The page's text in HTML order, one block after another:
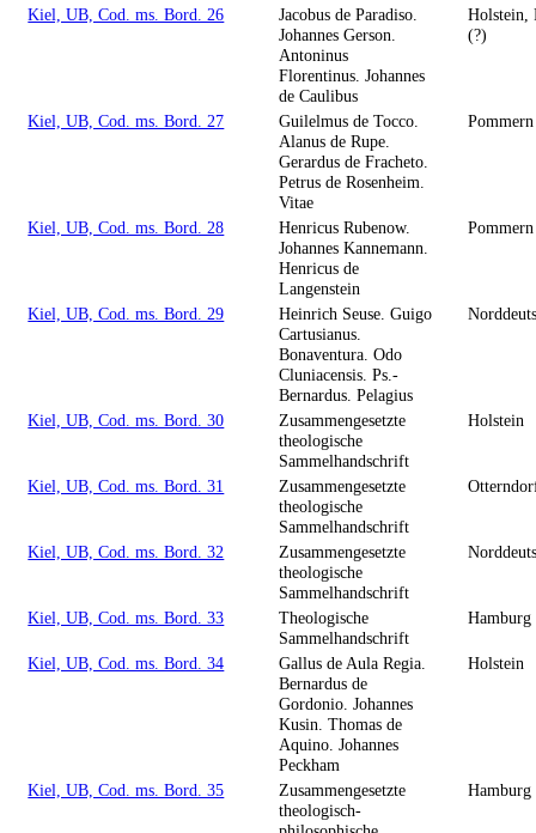
Kiel, UB, Cod. ms. Bord. 26
Jacobus de Paradiso.
Johannes Gerson.
Antoninus
Florentinus. Johannes
de Caulibus
Holstein,
(?)
Kiel, UB, Cod. ms. Bord. 27
Guilelmus de Tocco.
Alanus de Rupe.
Gerardus de Fracheto.
Petrus de Rosenheim.
Vitae
Kiel, UB, Cod. ms. Bord. 28
Henricus Rubenow.
Johannes Kannemann.
Henricus de
Langenstein
Pommern
Kiel, UB, Cod. ms. Bord. 29
Heinrich Seuse. Guigo
Cartusianus.
Bonaventura. Odo
Cluniacensis. Ps.-
Bernardus. Pelagius
Kiel, UB, Cod. ms. Bord. 30
Zusammengesetzte
theologische
Sammelhandschrift
Holstein
Kiel, UB, Cod. ms. Bord. 31
Zusammengesetzte
theologische
Sammelhandschrift
Kiel, UB, Cod. ms. Bord. 32
Zusammengesetzte
theologische
Sammelhandschrift
Kiel, UB, Cod. ms. Bord. 33
Theologische
Sammelhandschrift
Hamburg
Kiel, UB, Cod. ms. Bord. 34
Gallus de Aula Regia.
Bernardus de
Gordonio. Johannes
Kusin. Thomas de
Aquino. Johannes
Peckham
Holstein
Kiel, UB, Cod. ms. Bord. 35
Zusammengesetzte
theologisch-
Hamburg